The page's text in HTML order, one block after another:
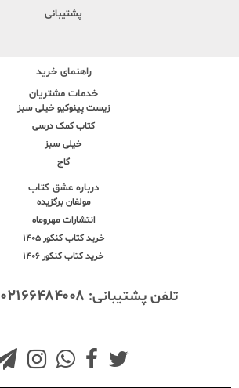
پشتیبانی
راهنمای خرید
خدمات مشتریان
زیست پینوکیو خیلی سبز
کتاب کمک درسی
خیلی سبز
گاج
درباره عشق کتاب
مولفان برگزیده
انتشارات مهروماه
خرید کتاب کنکور 1405
خرید کتاب کنکور 1406
تلفن پشتیبانی: ۰۲۱۶۶۴۸۴۰۰۸